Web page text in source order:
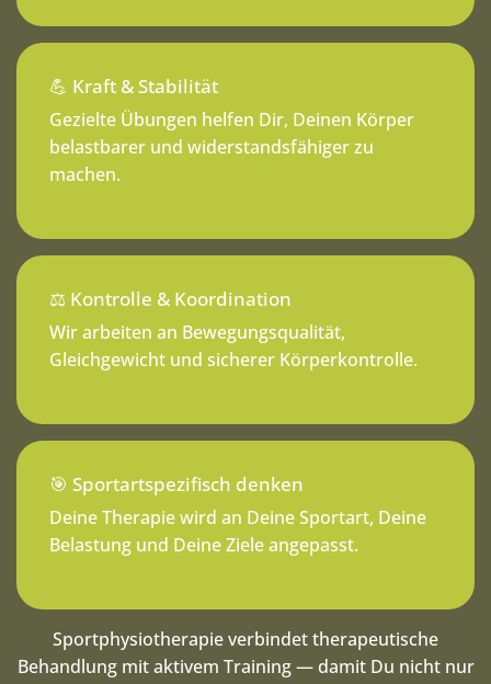
💪 Kraft & Stabilität
Gezielte Übungen helfen Dir, Deinen Körper
belastbarer und widerstandsfähiger zu
machen.
⚖️ Kontrolle & Koordination
Wir arbeiten an Bewegungsqualität,
Gleichgewicht und sicherer Körperkontrolle.
🎯 Sportartspezifisch denken
Deine Therapie wird an Deine Sportart, Deine
Belastung und Deine Ziele angepasst.
Sportphysiotherapie verbindet therapeutische
Behandlung mit aktivem Training — damit Du nicht nur